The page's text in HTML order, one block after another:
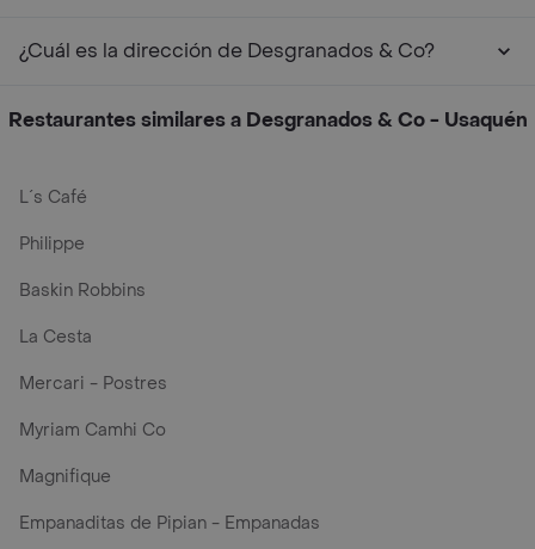
¿Cuál es la dirección de Desgranados & Co?
Restaurantes similares a Desgranados & Co - Usaquén
L´s Café
Philippe
Baskin Robbins
La Cesta
Mercari - Postres
Myriam Camhi Co
Magnifique
Empanaditas de Pipian - Empanadas